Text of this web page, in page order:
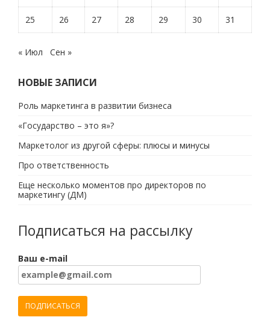
25 26 27 28 29 30 31
« Июл Сен »
НОВЫЕ ЗАПИСИ
Роль маркетинга в развитии бизнеса
«Государство – это я»?
Маркетолог из другой сферы: плюсы и минусы
Про ответственность
Еще несколько моментов про директоров по
маркетингу (ДМ)
Подписаться на рассылку
Ваш e-mail